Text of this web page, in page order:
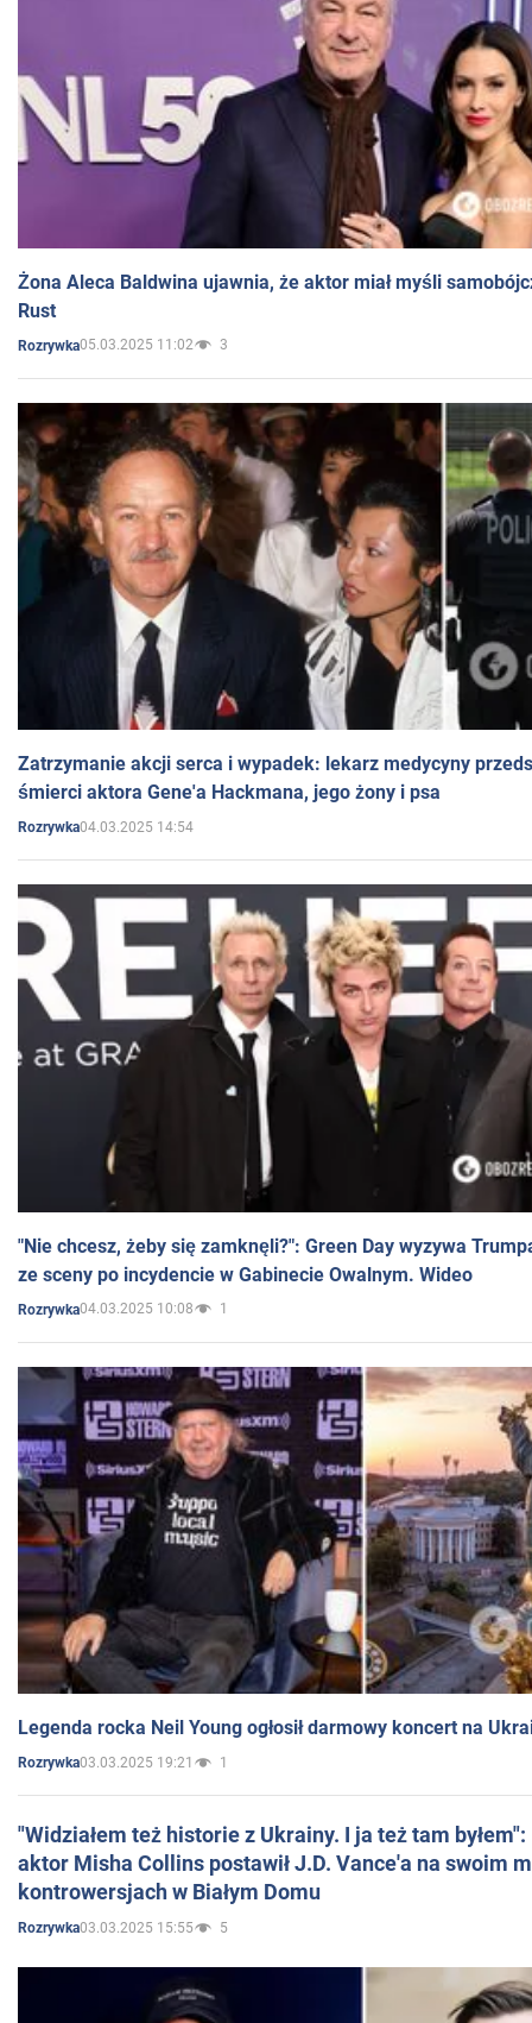
Żona Aleca Baldwina ujawnia, że aktor miał myśli
Rust
Rozrywka05.03.2025 11:02 3
Zatrzymanie akcji serca i wypadek: lekarz medycyny
śmierci aktora Gene'a Hackmana, jego żony i psa
Rozrywka04.03.2025 14:54
"Nie chcesz, żeby się zamknęli?": Green Day wyzywa
ze sceny po incydencie w Gabinecie Owalnym. Wideo
Rozrywka04.03.2025 10:08 1
Legenda rocka Neil Young ogłosił darmowy koncert na
Rozrywka03.03.2025 19:21 1
"Widziałem też historie z Ukrainy. I ja też tam
aktor Misha Collins postawił J.D. Vance'a na swoim
kontrowersjach w Białym Domu
Rozrywka03.03.2025 15:55 5